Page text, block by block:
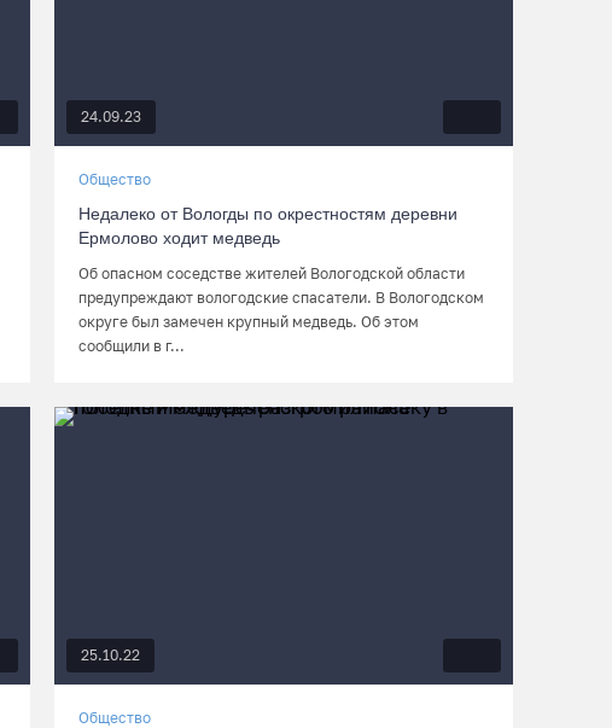
24.09.23
Общество
Недалеко от Вологды по окрестностям деревни
Ермолово ходит медведь
Об опасном соседстве жителей Вологодской области
предупреждают вологодские спасатели. В Вологодском
округе был замечен крупный медведь. Об этом
сообщили в г...
25.10.22
Общество